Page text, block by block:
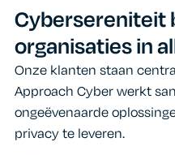
Cybersereniteit
organisaties in
Onze klanten staan
Approach Cyber werkt
ongeëvenaarde
privacy te leveren.